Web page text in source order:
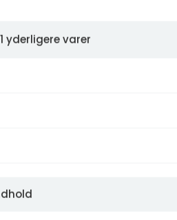
yderligere varer